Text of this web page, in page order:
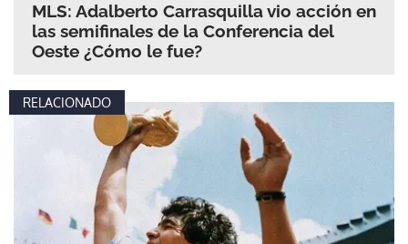
MLS: Adalberto Carrasquilla vio acción en
las semifinales de la Conferencia del
Oeste ¿Cómo le fue?
RELACIONADO